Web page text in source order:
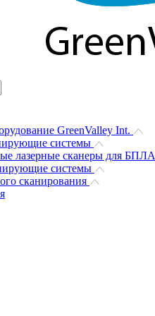
GreenValley Int.
системы
лазерные сканеры для
системы
сканирования